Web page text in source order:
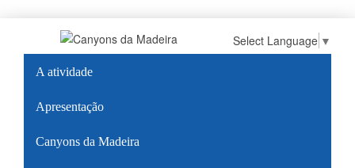
Select Language ▼
A atividade
Apresentação
Canyons da Madeira